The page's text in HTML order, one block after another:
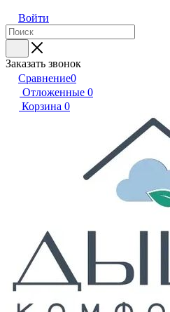
Войти
Заказать звонок
Сравнение0
Отложенные 0
Корзина 0